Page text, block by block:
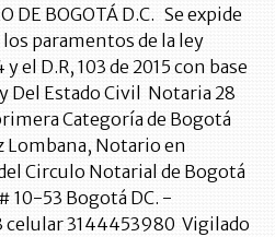
DE BOGOTÁ D.C. Se expide
paramentos de la ley
el D.R, 103 de 2015 con base
Del Estado Civil Notaria 28
Categoría de Bogotá
Lombana, Notario en
Circulo Notarial de Bogotá
10-53 Bogotá DC. -
celular 3144453980 Vigilado